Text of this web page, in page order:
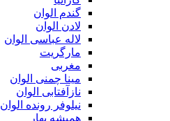
گندم الوان
لادن الوان
لاله عباسی الوان
مارگریت
مغربی
مینا چمنی الوان
نازآفتابی الوان
نیلوفر رونده الوان
همیشه بهار